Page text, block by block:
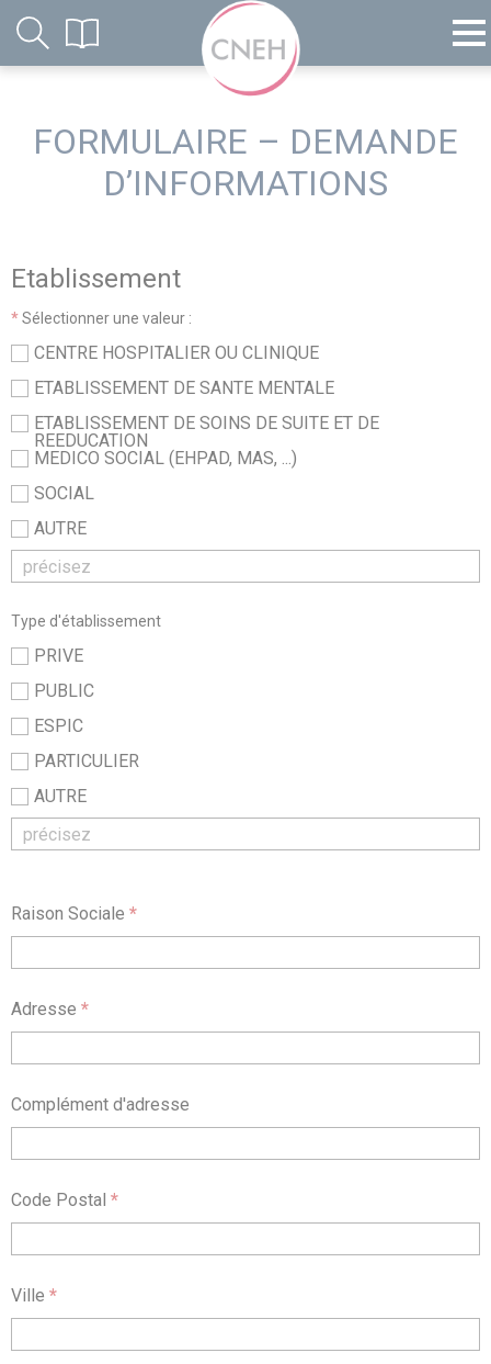
FORMULAIRE – DEMANDE
D’INFORMATIONS
Etablissement
*Sélectionner une valeur :
CENTRE HOSPITALIER OU CLINIQUE
ETABLISSEMENT DE SANTE MENTALE
ETABLISSEMENT DE SOINS DE SUITE ET DE
REEDUCATION
MEDICO SOCIAL (EHPAD, MAS, ...)
SOCIAL
AUTRE
Type d'établissement
PRIVE
PUBLIC
ESPIC
PARTICULIER
AUTRE
Raison Sociale *
Adresse *
Complément d'adresse
Code Postal *
Ville *